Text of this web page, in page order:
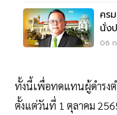
คร
นั่ง
06
ทั้งนี้เพื่อทดแทนผู้ดำรง
ตั้งแต่วันที่ 1 ตุลาคม